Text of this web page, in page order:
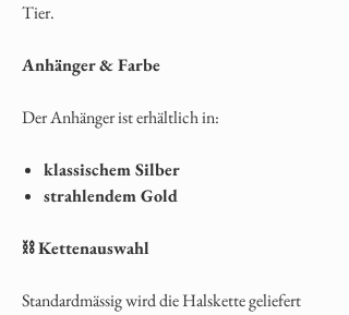
Tier.
Anhänger & Farbe
Der Anhänger ist erhältlich in:
klassischem Silber
strahlendem Gold
⛓️Kettenauswahl
Standardmässig wird die Halskette geliefert